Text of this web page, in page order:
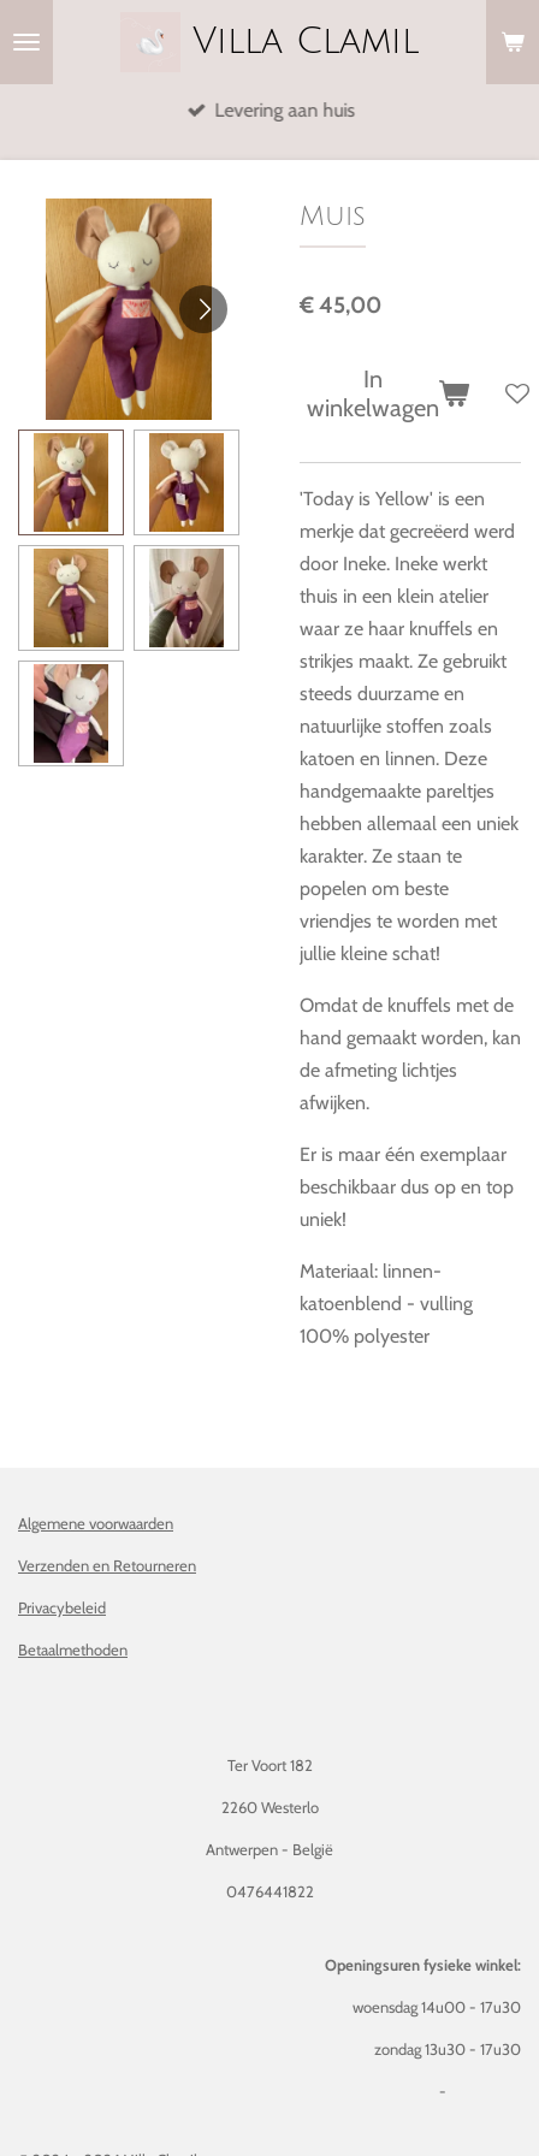
hoofdinhoud
Villa Clamil
Levering aan huis
Muis
€ 45,00
In
winkelwagen
'Today is Yellow' is een
merkje dat gecreëerd werd
door Ineke. Ineke werkt
thuis in een klein atelier
waar ze haar knuffels en
strikjes maakt. Ze gebruikt
steeds duurzame en
natuurlijke stoffen zoals
katoen en linnen. Deze
handgemaakte pareltjes
hebben allemaal een uniek
karakter. Ze staan te
popelen om beste
vriendjes te worden met
jullie kleine schat!
Omdat de knuffels met de
hand gemaakt worden, kan
de afmeting lichtjes
afwijken.
Er is maar één exemplaar
beschikbaar dus op en top
uniek!
Materiaal: linnen-
katoenblend - vulling
100% polyester
Algemene voorwaarden
Verzenden en Retourneren
Privacybeleid
Betaalmethoden
Ter Voort 182
2260 Westerlo
Antwerpen - België
0476441822
Openingsuren fysieke winkel:
woensdag 14u00 - 17u30
zondag 13u30 - 17u30
-